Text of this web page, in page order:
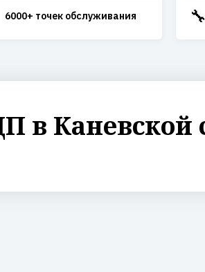
6000+ точек обслуживания 🔧
в Каневской